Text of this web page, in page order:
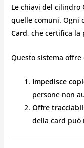
Le chiavi del cilindro
quelle comuni. Ogni
Card, che certifica la
Questo sistema
Impedisce
persone non
Offre
della card può